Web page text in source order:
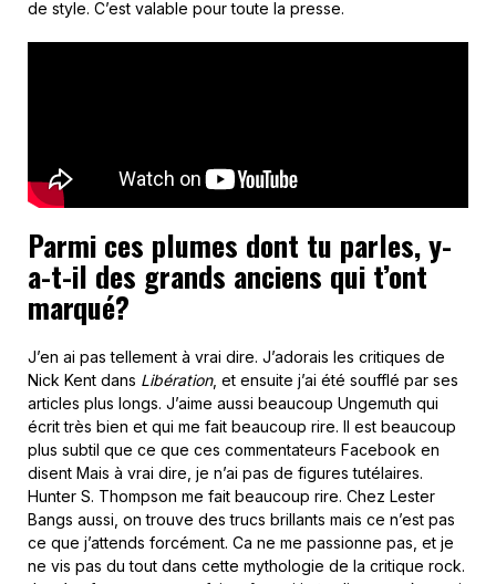
de style. C’est valable pour toute la presse.
Parmi ces plumes dont tu parles, y-
a-t-il des grands anciens qui t’ont
marqué?
J’en ai pas tellement à vrai dire. J’adorais les critiques de
Nick Kent dans Libération, et ensuite j’ai été soufflé par ses
articles plus longs. J’aime aussi beaucoup Ungemuth qui
écrit très bien et qui me fait beaucoup rire. Il est beaucoup
plus subtil que ce que ces commentateurs Facebook en
disent Mais à vrai dire, je n’ai pas de figures tutélaires.
Hunter S. Thompson me fait beaucoup rire. Chez Lester
Bangs aussi, on trouve des trucs brillants mais ce n’est pas
ce que j’attends forcément. Ca ne me passionne pas, et je
ne vis pas du tout dans cette mythologie de la critique rock.